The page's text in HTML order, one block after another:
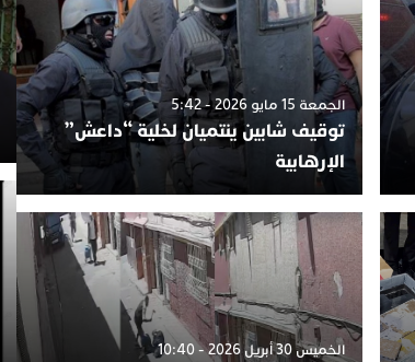
الجمعة 15 مايو 2026 - 5:42
توقيف شابين ينتميان لخلية “داعش”
الإرهابية
الخميس 30 أبريل 2026 - 10:40